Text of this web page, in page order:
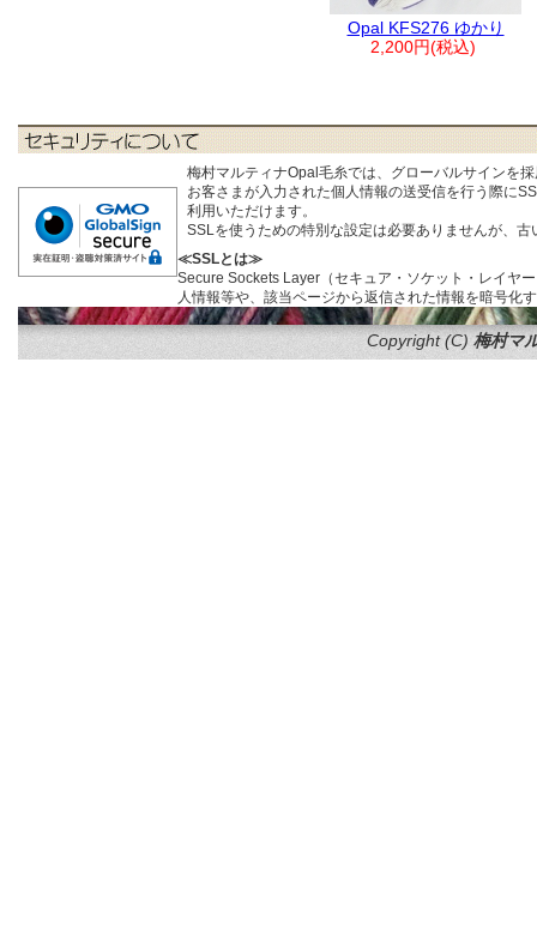
Opal KFS276 ゆかり
2,200円(税込)
梅村マルティナOpal毛糸では、グローバルサインを
お客さまが入力された個人情報の送受信を行う際に
利用いただけます。
SSLを使うための特別な設定は必要ありませんが、
≪SSLとは≫
Secure Sockets Layer（セキュア・ソケット・レイヤ
人情報等や、該当ページから返信された情報を暗号化
Copyright (C) 梅村マ